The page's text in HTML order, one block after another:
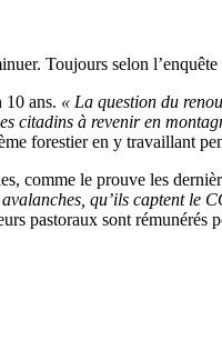
Toujours selon l’enquête
10 ans. « La question du
citadins à revenir en
forestier en y travaillant
comme le prouve les
qu’ils captent le
pastoraux sont rémunérés